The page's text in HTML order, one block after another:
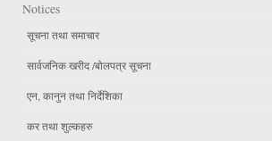
Notices
सूचना तथा समाचार
सार्वजनिक खरीद /बोलपत्र सूचना
एन, कानुन तथा निर्देशिका
कर तथा शुल्कहरु